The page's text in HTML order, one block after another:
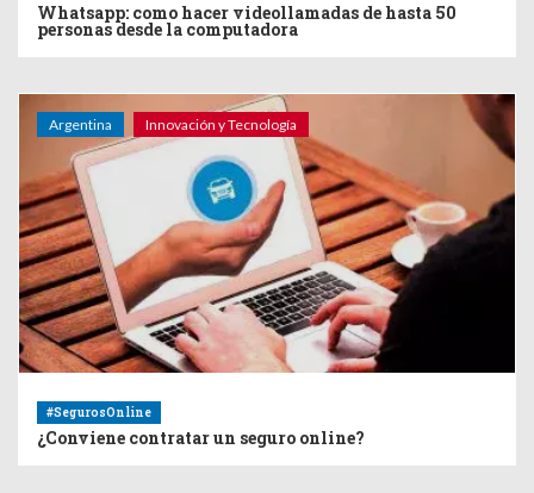
Whatsapp: como hacer videollamadas de hasta 50
personas desde la computadora
Argentina Innovación y Tecnología
#SegurosOnline
¿Conviene contratar un seguro online?